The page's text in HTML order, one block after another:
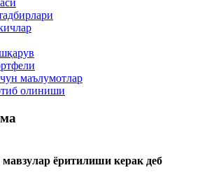
маълумотлар
олиниши
ёритилиши керак деб